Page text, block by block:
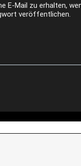
E-Mail zu erhalten,
veröffentlichen.